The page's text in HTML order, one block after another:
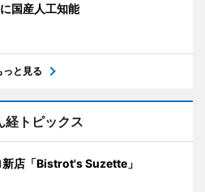
国産人工知能
っと見る
経トピックス
店「Bistrot's Suzette」